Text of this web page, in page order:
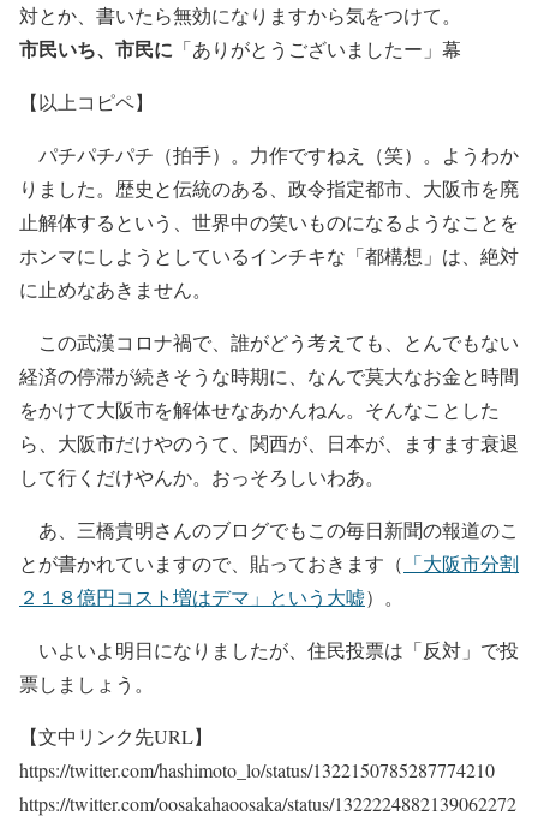
対とか、書いたら無効になりますから気をつけて。
市民いち、市民に 「ありがとうございましたー」幕
【以上コピペ】
パチパチパチ（拍手）。力作ですねえ（笑）。ようわか
りました。歴史と伝統のある、政令指定都市、大阪市を廃
止解体するという、世界中の笑いものになるようなことを
ホンマにしようとしているインチキな「都構想」は、絶対
に止めなあきません。
この武漢コロナ禍で、誰がどう考えても、とんでもない
経済の停滞が続きそうな時期に、なんで莫大なお金と時間
をかけて大阪市を解体せなあかんねん。そんなことした
ら、大阪市だけやのうて、関西が、日本が、ますます衰退
して行くだけやんか。おっそろしいわあ。
あ、三橋貴明さんのブログでもこの毎日新聞の報道のこ
とが書かれていますので、貼っておきます（ 「大阪市分割
２１８億円コスト増はデマ」という大嘘）。
いよいよ明日になりましたが、住民投票は「反対」で投
票しましょう。
【文中リンク先URL】
https://twitter.com/hashimoto_lo/status/1322150785287774210
https://twitter.com/oosakahaoosaka/status/1322224882139062272